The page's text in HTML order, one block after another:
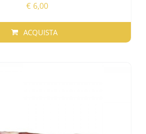
€ 6,00
ACQUISTA